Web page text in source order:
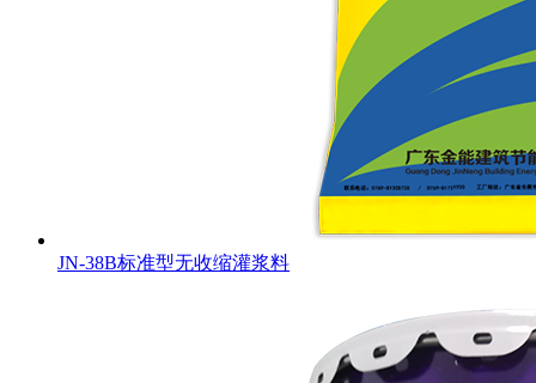
JN-38B标准型无收缩灌浆料